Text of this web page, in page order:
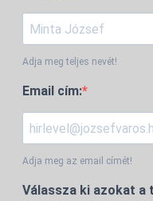
Adja meg teljes nevét!
Email cím:
Adja meg az email címét!
Válassza ki azokat a